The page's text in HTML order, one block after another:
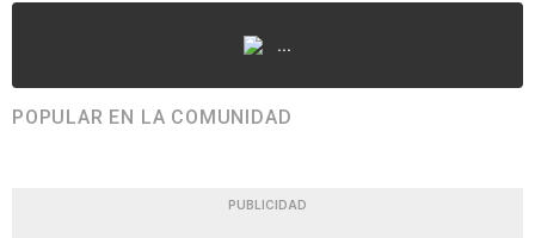
...
POPULAR EN LA COMUNIDAD
PUBLICIDAD